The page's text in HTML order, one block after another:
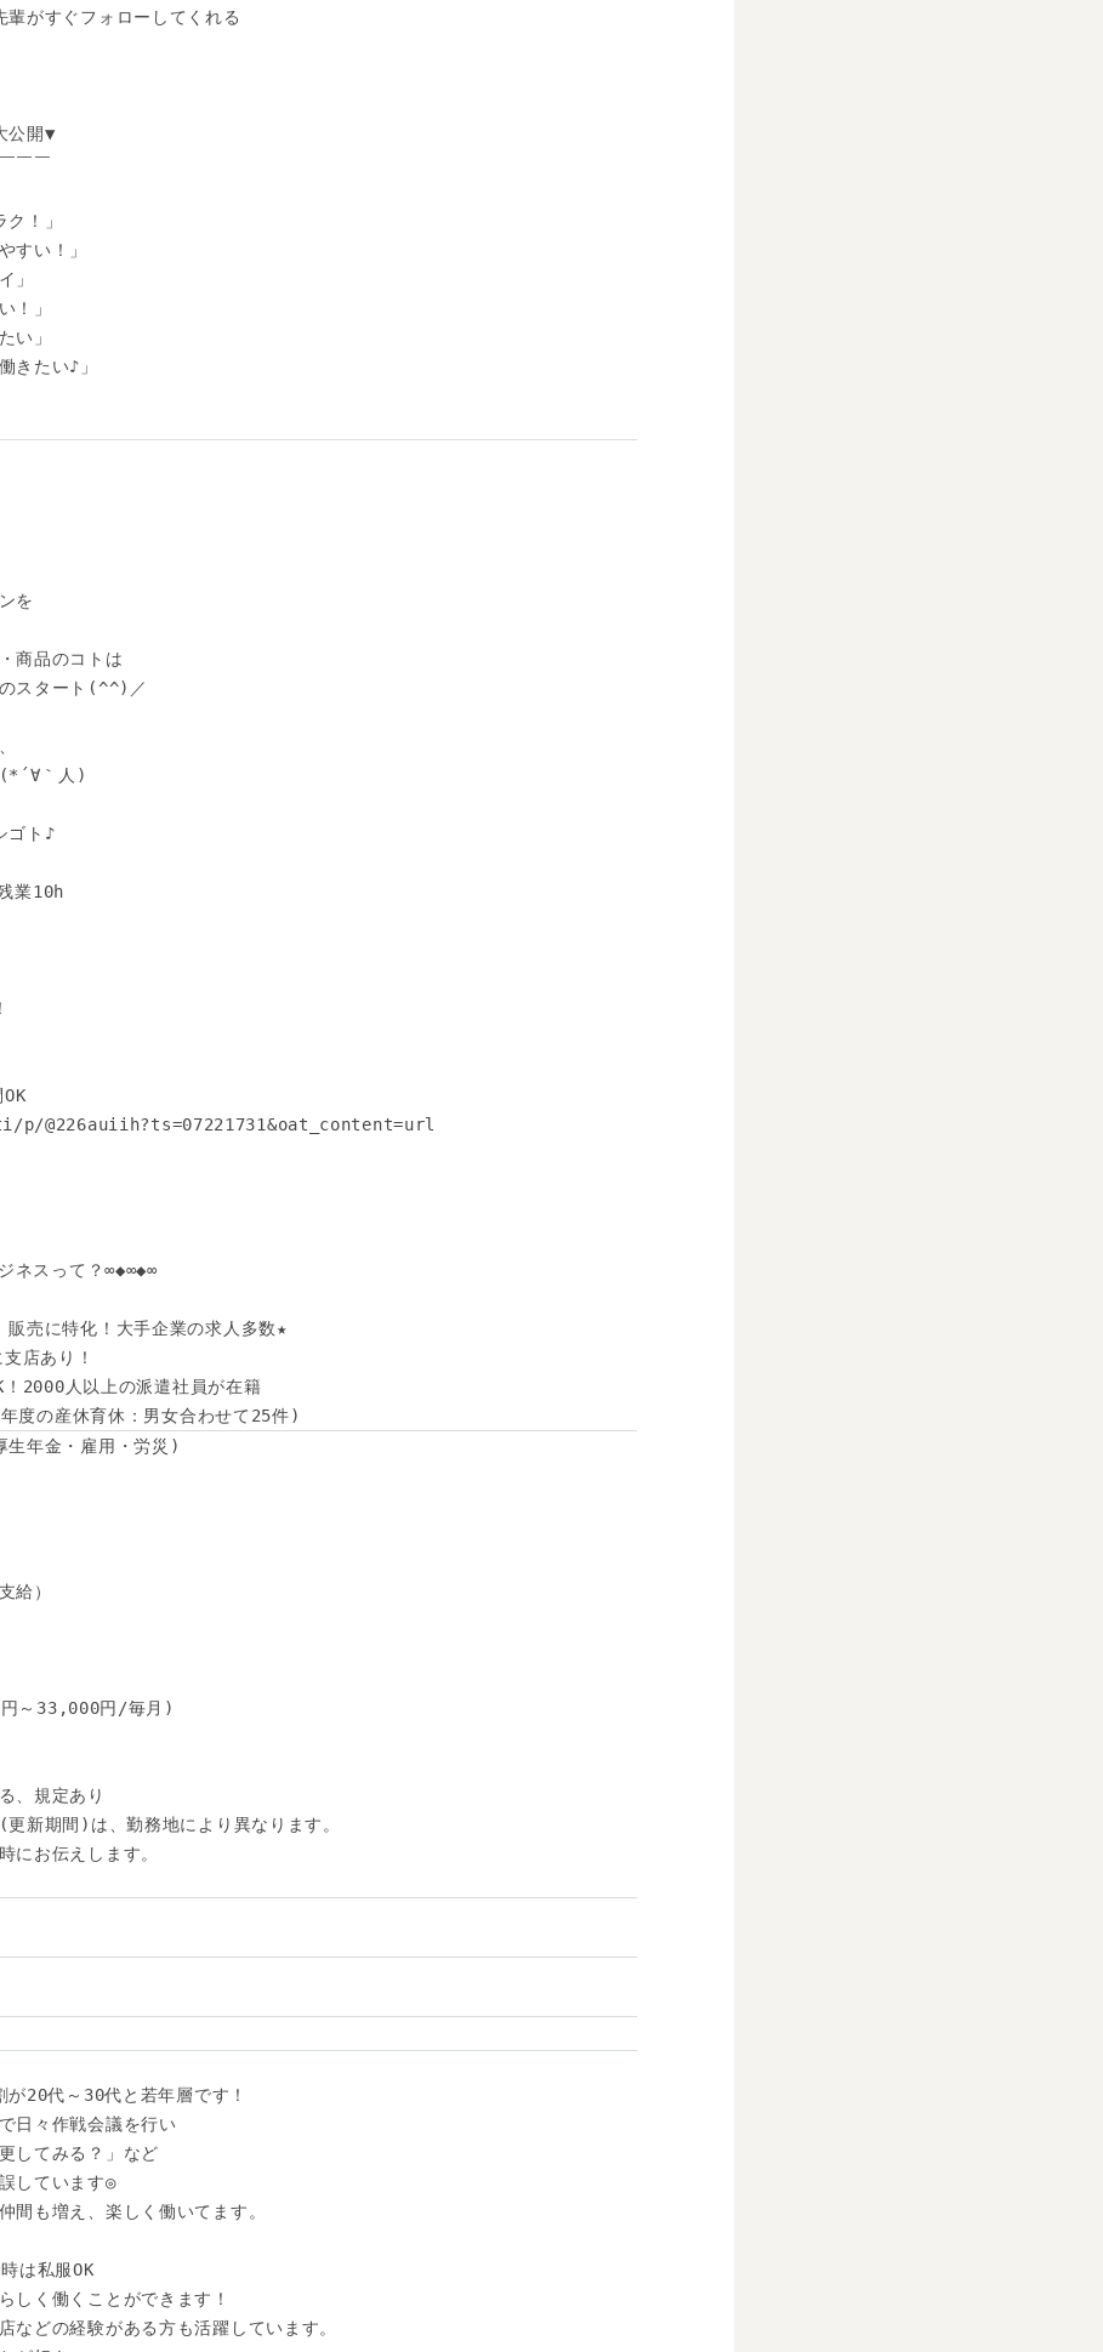
がすぐフォローしてくれる
公開▼
￣￣
！」
すい！」
」
！」
い」
きたい♪」
を
商品のコトは
スタート(^^)／
(*´∀｀人)
ゴト♪
業10h
@226auiih?ts=07221731&oat_content=url
ネスって？∞◆∞◆∞
販売に特化！大手企業の求人多数★
店あり！
！2000人以上の派遣社員が在籍
度の産休育休：男女合わせて25件)
生年金・雇用・労災)
給）
～33,000円/毎月)
、規定あり
新期間)は、勤務地により異なります。
にお伝えします。
20代～30代と若年層です！
日々作戦会議を行い
してみる？」など
しています◎
間も増え、楽しく働いてます。
は私服OK
しく働くことができます！
などの経験がある方も活躍しています。